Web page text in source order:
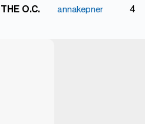
O.C. annakepner 4